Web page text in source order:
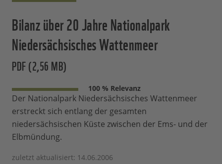
Bilanz über 20 Jahre Nationalpark
Niedersächsisches Wattenmeer
PDF (2,56 MB)
100 % Relevanz
Der Nationalpark Niedersächsisches Wattenmeer
erstreckt sich entlang der gesamten
niedersächsischen Küste zwischen der Ems- und der
Elbmündung.
zuletzt aktualisiert: 14.06.2006